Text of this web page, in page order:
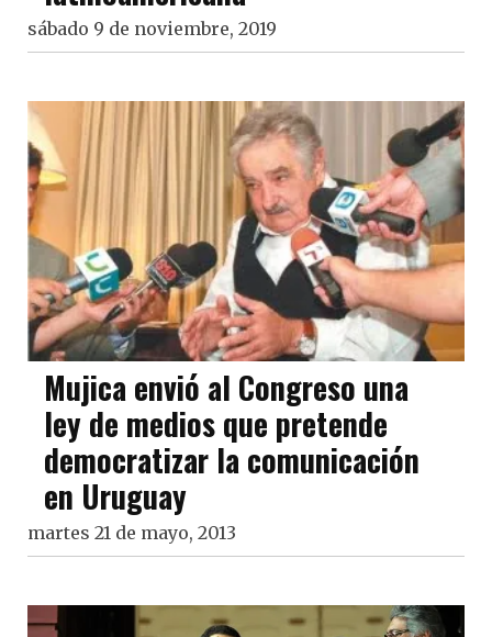
sábado 9 de noviembre, 2019
Mujica envió al Congreso una
ley de medios que pretende
democratizar la comunicación
en Uruguay
martes 21 de mayo, 2013